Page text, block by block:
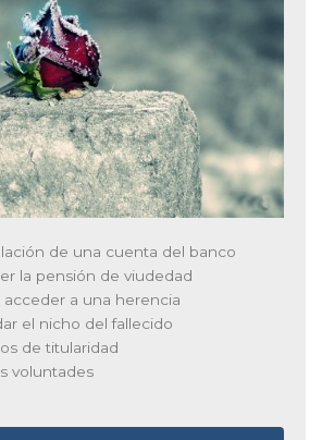
de una cuenta del banco
la pensión de viudedad
acceder a una herencia
el nicho del fallecido
de titularidad
voluntades